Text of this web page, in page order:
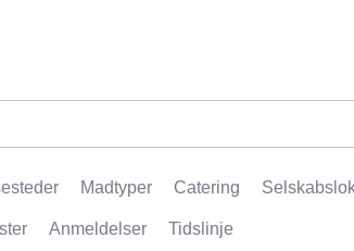
Madtyper Catering
Anmeldelser Tidslinje